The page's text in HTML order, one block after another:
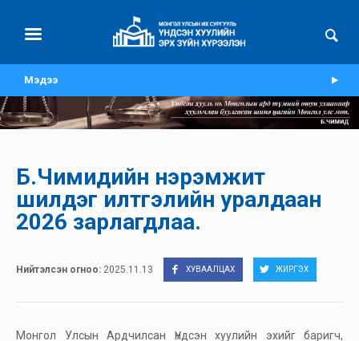
Мэдээ
Б.Чимидийн нэрэмжит
шилдэг илтгэлийн уралдаан
2026 зарлагдлаа.
Нийтэлсэн огноо: 2025.11.13 ХУВААЛЦАХ ЖИРГЭХ
Монгол Улсын Ардчилсан Үндсэн хуулийн эхийг баригч,